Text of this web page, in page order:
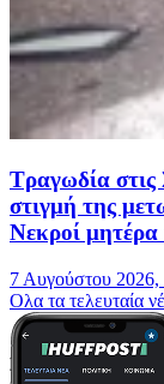
Τραγωδία στις
στιγμή της
Νεκροί μητέρα
7 Αυγούστου 2026,
Oλα τα τελευταία